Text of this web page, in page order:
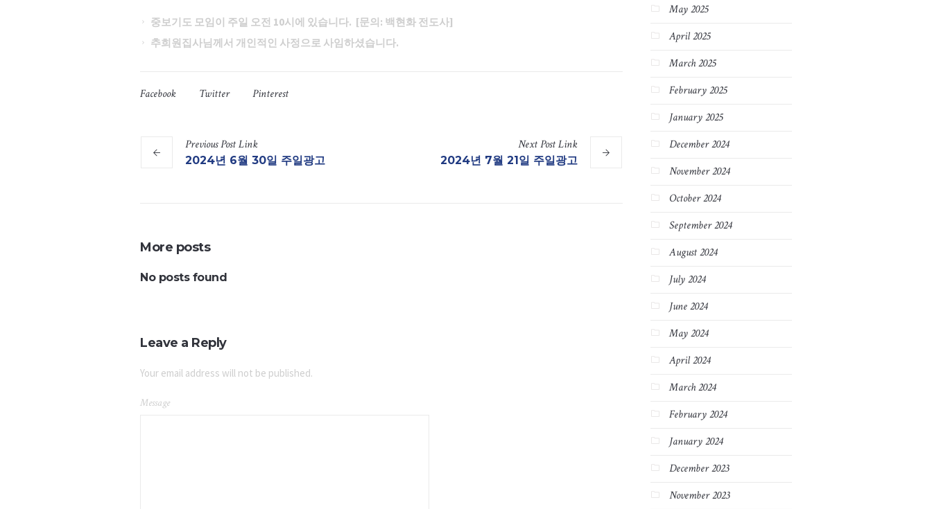
중보기도 모임이 주일 오전 10시에 있습니다. [문의: 백현화 전도사]
추희원집사님께서 개인적인 사정으로 사임하셨습니다.
Facebook Twitter Pinterest
PreviousPostLink
2024년 6월 30일 주일광고
NextPostLink
2024년 7월 21일 주일광고
More posts
No posts found
Leave a Reply
Your email address will not be published.
Message
May 2025
April 2025
March 2025
February 2025
January 2025
December 2024
November 2024
October 2024
September 2024
August 2024
July 2024
June 2024
May 2024
April 2024
March 2024
February 2024
January 2024
December 2023
November 2023